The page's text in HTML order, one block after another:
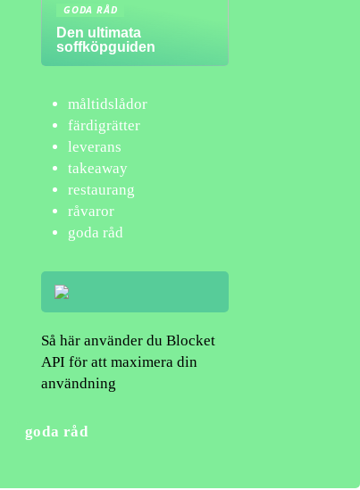
GODA RÅD
Den ultimata
soffköpguiden
måltidslådor
färdigrätter
leverans
takeaway
restaurang
råvaror
goda råd
Så här använder du Blocket
API för att maximera din
användning
goda råd